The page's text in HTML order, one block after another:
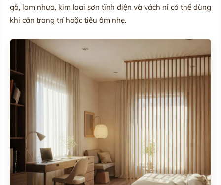
gỗ, lam nhựa, kim loại sơn tĩnh điện và vách nỉ có thể dùng
khi cần trang trí hoặc tiêu âm nhẹ.